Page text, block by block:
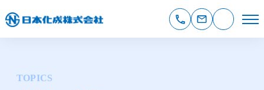
TOPICS